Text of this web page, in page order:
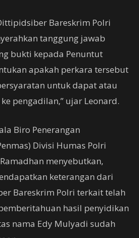
Bareskrim Polri
tanggung jawab
bukti kepada Penuntut
apakah perkara tersebut
untuk dapat atau
pengadilan,” ujar Leonard.
Biro Penerangan
Divisi Humas Polri
menyebutkan,
keterangan dari
Bareskrim Polri terkait telah
hasil penyidikan
nama Edy Mulyadi sudah